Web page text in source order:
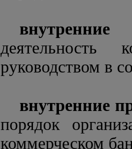
внутренние
руководством в
внутренние
порядок
коммерческом